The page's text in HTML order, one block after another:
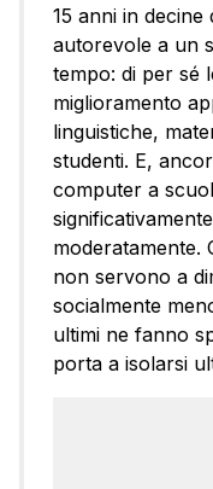
15 anni in
autorevole a un
tempo: di per sé
miglioramento
linguistiche,
studenti. E,
computer a
moderatamente.
non servono a
socialmente
ultimi ne fanno
porta a isolarsi